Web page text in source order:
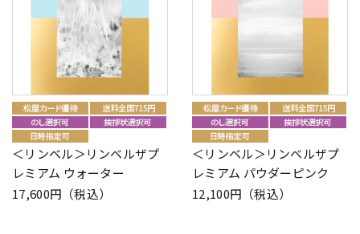
＜リンベル＞リンベルザプ
レミアム ウォーター
17,600円（税込）
＜リンベル＞リンベルザプ
レミアム パウダーピンク
12,100円（税込）